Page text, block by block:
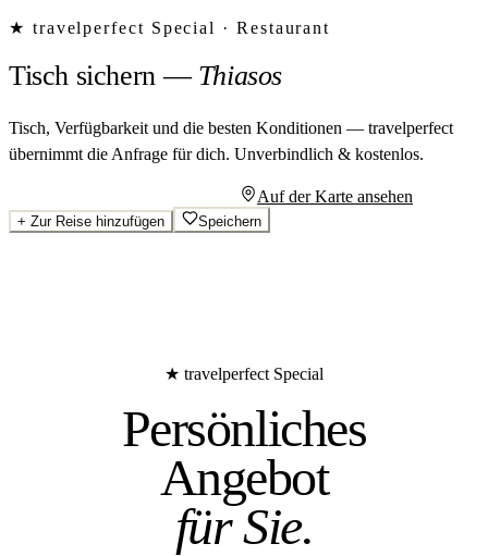
★ travelperfect Special · Restaurant
Tisch sichern— Thiasos
Tisch, Verfügbarkeit und die besten Konditionen — travelperfect
übernimmt die Anfrage für dich. Unverbindlich & kostenlos.
Auf der Karte ansehen
+ Zur Reise hinzufügen Speichern
★ travelperfect Special
Persönliches
Angebot
für Sie.